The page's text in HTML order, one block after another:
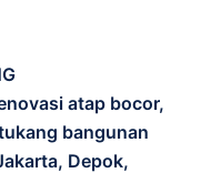
atap bocor,
bangunan
Depok,